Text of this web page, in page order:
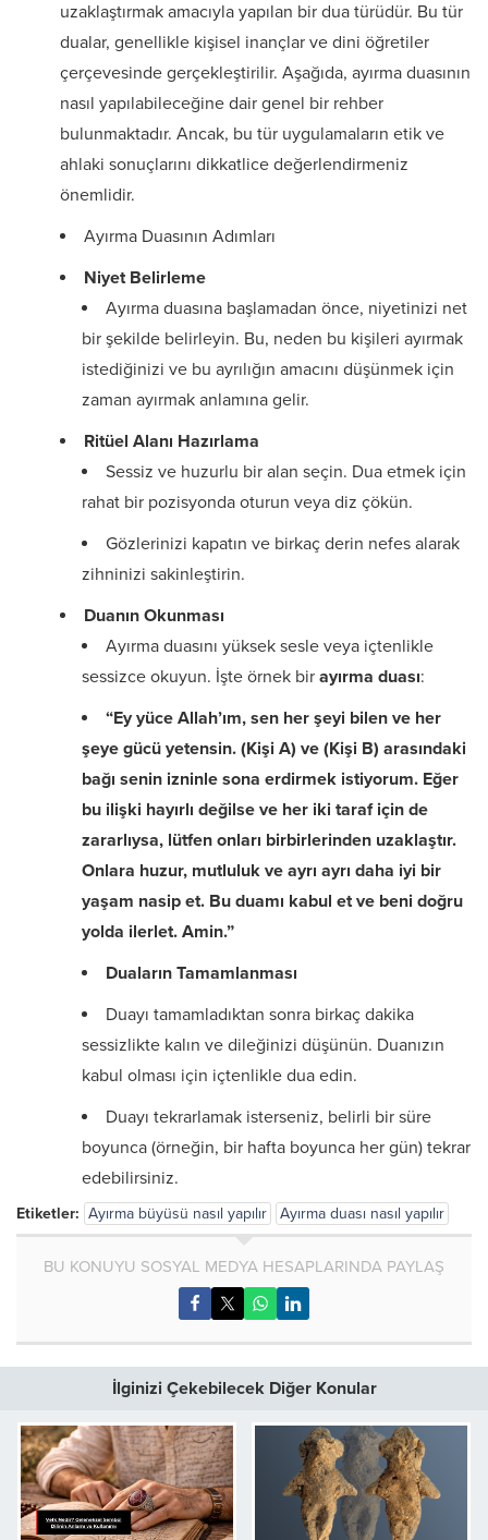
uzaklaştırmak amacıyla yapılan bir dua türüdür. Bu tür
dualar, genellikle kişisel inançlar ve dini öğretiler
çerçevesinde gerçekleştirilir. Aşağıda, ayırma duasının
nasıl yapılabileceğine dair genel bir rehber
bulunmaktadır. Ancak, bu tür uygulamaların etik ve
ahlaki sonuçlarını dikkatlice değerlendirmeniz
önemlidir.
Ayırma Duasının Adımları
Niyet Belirleme
Ayırma duasına başlamadan önce, niyetinizi net
bir şekilde belirleyin. Bu, neden bu kişileri ayırmak
istediğinizi ve bu ayrılığın amacını düşünmek için
zaman ayırmak anlamına gelir.
Ritüel Alanı Hazırlama
Sessiz ve huzurlu bir alan seçin. Dua etmek için
rahat bir pozisyonda oturun veya diz çökün.
Gözlerinizi kapatın ve birkaç derin nefes alarak
zihninizi sakinleştirin.
Duanın Okunması
Ayırma duasını yüksek sesle veya içtenlikle
sessizce okuyun. İşte örnek bir ayırma duası:
“Ey yüce Allah’ım, sen her şeyi bilen ve her
şeye gücü yetensin. (Kişi A) ve (Kişi B) arasındaki
bağı senin izninle sona erdirmek istiyorum. Eğer
bu ilişki hayırlı değilse ve her iki taraf için de
zararlıysa, lütfen onları birbirlerinden uzaklaştır.
Onlara huzur, mutluluk ve ayrı ayrı daha iyi bir
yaşam nasip et. Bu duamı kabul et ve beni doğru
yolda ilerlet. Amin.”
Duaların Tamamlanması
Duayı tamamladıktan sonra birkaç dakika
sessizlikte kalın ve dileğinizi düşünün. Duanızın
kabul olması için içtenlikle dua edin.
Duayı tekrarlamak isterseniz, belirli bir süre
boyunca (örneğin, bir hafta boyunca her gün) tekrar
edebilirsiniz.
Etiketler: Ayırma büyüsü nasıl yapılır Ayırma duası nasıl yapılır
BU KONUYU SOSYAL MEDYA HESAPLARINDA PAYLAŞ
İlginizi Çekebilecek Diğer Konular